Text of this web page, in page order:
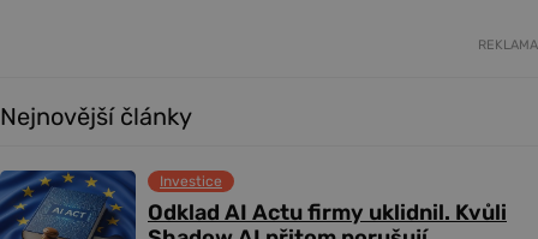
REKLAMA
Nejnovější články
Odklad AI Actu firmy uklidnil. Kvůli
Investice